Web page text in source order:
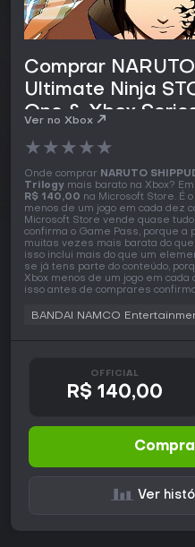
Comprar
Ultimate Ninja
One & Xbox
Ver no Xbox
★★★★★
Onde comprar NARUTO
Trilogy mais barato na Xbox?
R$ 140,00 na Microsoft Store. É
menos de um jogo em cada dez
Microsoft Store vende quase
confirma o Game Pass, porque a
muitas vezes mais barata do que
isso inclui mais do que um
se já tens parte do conteúdo,
Xbox menos de um jogo em
isso antes de comprares
BANDAI NAMCO
OFFICIAL
R$ 140,00
Ver